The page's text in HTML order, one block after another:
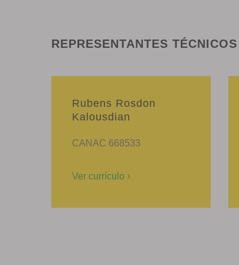
REPRESENTANTES TÉCNICOS
Rubens Rosdon
Kalousdian
CANAC 668533
Ver currículo